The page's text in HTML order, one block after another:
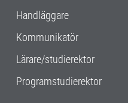
Handläggare
Kommunikatör
Lärare/studierektor
Programstudierektor